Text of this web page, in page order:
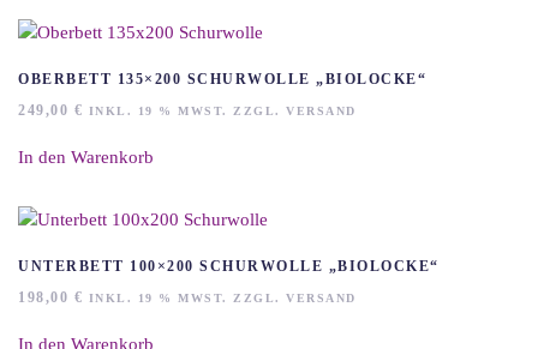
OBERBETT 135×200 SCHURWOLLE „BIOLOCKE“
249,00 € INKL. 19 % MWST. ZZGL. VERSAND
In den Warenkorb
UNTERBETT 100×200 SCHURWOLLE „BIOLOCKE“
198,00 € INKL. 19 % MWST. ZZGL. VERSAND
In den Warenkorb